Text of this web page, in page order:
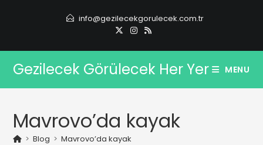
info@gezilecekgorulecek.com.tr
Gezilecek Görülecek Her Yer MENU
Mavrovo’da kayak
> Blog > Mavrovo’da kayak